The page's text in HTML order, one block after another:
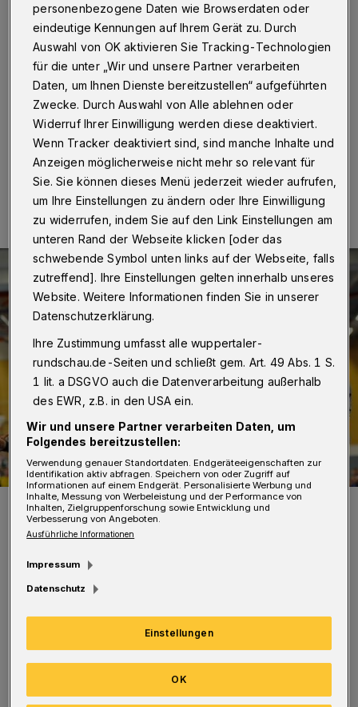
In der Handball-Bundesliga ist dem Bergischen HC am
Samstag (22. Februar 2015) der erhoffte
Befreiungsschlag gelungen. Durch den 30:28 (16:12)-
Sieg beim direkten Konkurrenten GWD Minden setzte
das Hinze-Team im Abstiegskampf ein
Ausrufezeichen.
21.02.2015 , 16:45 Uhr Eine Minute Lesezeit
Szene aus dem Hinspiel: Fabian Gutbrod im Anflug.
Foto: Dirk Freund
danach wurde es eng. Aber die Bergischen
haben den Kampf klasse angenommen und
fahren am Ende mit zwei Big-Points im
personenbezogene Daten wie Browserdaten oder
eindeutige Kennungen auf Ihrem Gerät zu. Durch
Auswahl von OK aktivieren Sie Tracking-Technologien
für die unter „Wir und unsere Partner verarbeiten
Daten, um Ihnen Dienste bereitzustellen“ aufgeführten
Zwecke. Durch Auswahl von Alle ablehnen oder
Widerruf Ihrer Einwilligung werden diese deaktiviert.
Wenn Tracker deaktiviert sind, sind manche Inhalte und
Anzeigen möglicherweise nicht mehr so relevant für
Sie. Sie können dieses Menü jederzeit wieder aufrufen,
um Ihre Einstellungen zu ändern oder Ihre Einwilligung
zu widerrufen, indem Sie auf den Link Einstellungen am
unteren Rand der Webseite klicken [oder das
schwebende Symbol unten links auf der Webseite, falls
zutreffend]. Ihre Einstellungen gelten innerhalb unseres
Website. Weitere Informationen finden Sie in unserer
Datenschutzerklärung.
Ihre Zustimmung umfasst alle wuppertaler-
rundschau.de-Seiten und schließt gem. Art. 49 Abs. 1 S.
1 lit. a DSGVO auch die Datenverarbeitung außerhalb
des EWR, z.B. in den USA ein.
Wir und unsere Partner verarbeiten Daten, um
Folgendes bereitzustellen:
Verwendung genauer Standortdaten. Endgeräteeigenschaften zur
Identifikation aktiv abfragen. Speichern von oder Zugriff auf
Informationen auf einem Endgerät. Personalisierte Werbung und
Inhalte, Messung von Werbeleistung und der Performance von
Inhalten, Zielgruppenforschung sowie Entwicklung und
Verbesserung von Angeboten.
Ausführliche Informationen
Impressum
Datenschutz
Einstellungen
OK